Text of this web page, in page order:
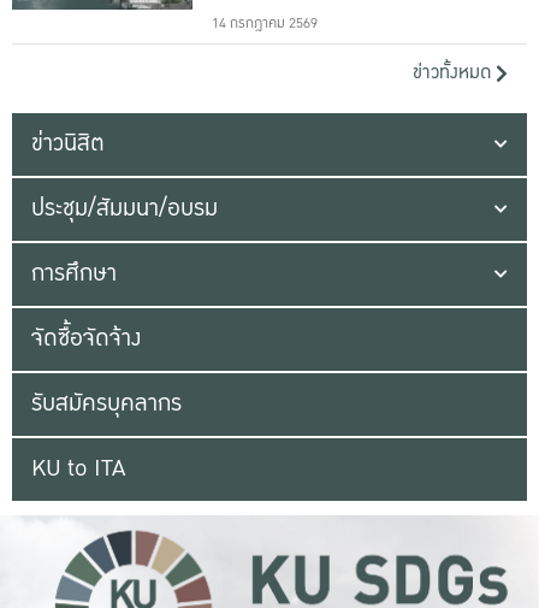
14 กรกฎาคม 2569
ข่าวทั้งหมด
ข่าวนิสิต
ประชุม/สัมมนา/อบรม
การศึกษา
จัดซื้อจัดจ้าง
รับสมัครบุคลากร
KU to ITA